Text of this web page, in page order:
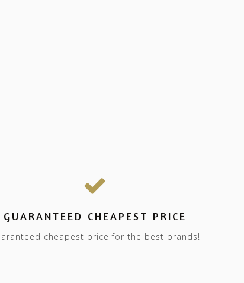
GUARANTEED CHEAPEST PRICE
cheapest price for the best brands!